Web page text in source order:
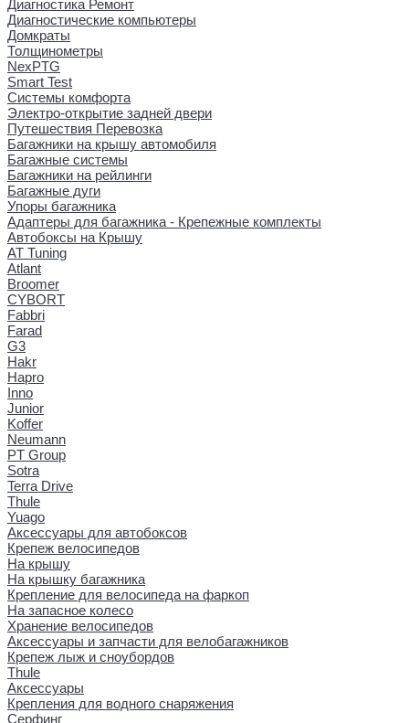
Диагностика Ремонт
Диагностические компьютеры
Домкраты
Толщинометры
NexPTG
Smart Test
Системы комфорта
Электро-открытие задней двери
Путешествия Перевозка
Багажники на крышу автомобиля
Багажные системы
Багажники на рейлинги
Багажные дуги
Упоры багажника
Адаптеры для багажника - Крепежные комплекты
Автобоксы на Крышу
AT Tuning
Atlant
Broomer
CYBORT
Fabbri
Farad
G3
Hakr
Hapro
Inno
Junior
Koffer
Neumann
PT Group
Sotra
Terra Drive
Thule
Yuago
Аксессуары для автобоксов
Крепеж велосипедов
На крышу
На крышку багажника
Крепление для велосипеда на фаркоп
На запасное колесо
Хранение велосипедов
Аксессуары и запчасти для велобагажников
Крепеж лыж и сноубордов
Thule
Аксессуары
Крепления для водного снаряжения
Серфинг